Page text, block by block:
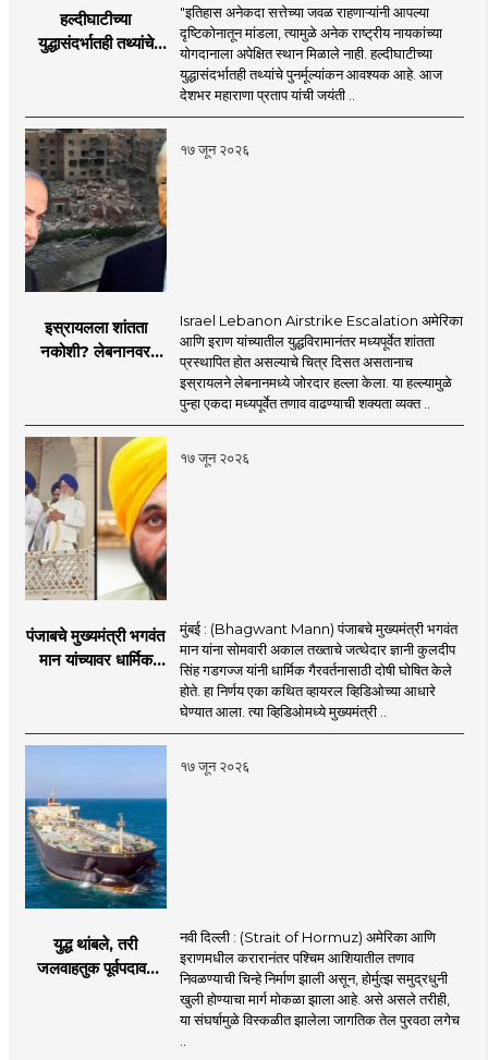
हल्दीघाटीच्या
युद्धासंदर्भातही तथ्यांचे
मोहनजी भागवत
"इतिहास अनेकदा सत्तेच्या जवळ राहणाऱ्यांनी आपल्या
दृष्टिकोनातून मांडला, त्यामुळे अनेक राष्ट्रीय नायकांच्या
योगदानाला अपेक्षित स्थान मिळाले नाही. हल्दीघाटीच्या
युद्धासंदर्भातही तथ्यांचे पुनर्मूल्यांकन आवश्यक आहे. आज
देशभर महाराणा प्रताप यांची जयंती ..
१७ जून २०२६
इस्रायलला शांतता
नकोशी? लेबनानवर
इराण-अमेरिकेत आरोप-
प्रत्यारोप
Israel Lebanon Airstrike Escalation अमेरिका
आणि इराण यांच्यातील युद्धविरामानंतर मध्यपूर्वेत शांतता
प्रस्थापित होत असल्याचे चित्र दिसत असतानाच
इस्रायलने लेबनानमध्ये जोरदार हल्ला केला. या हल्ल्यामुळे
पुन्हा एकदा मध्यपूर्वेत तणाव वाढण्याची शक्यता व्यक्त ..
१७ जून २०२६
पंजाबचे मुख्यमंत्री भगवंत
मान यांच्यावर धार्मिक
खळबळ
मुंबई : (Bhagwant Mann) पंजाबचे मुख्यमंत्री भगवंत
मान यांना सोमवारी अकाल तख्ताचे जत्थेदार ज्ञानी कुलदीप
सिंह गडगज्ज यांनी धार्मिक गैरवर्तनासाठी दोषी घोषित केले
होते. हा निर्णय एका कथित व्हायरल व्हिडिओच्या आधारे
घेण्यात आला. त्या व्हिडिओमध्ये मुख्यमंत्री ..
१७ जून २०२६
युद्ध थांबले, तरी
जलवाहतुक पूर्वपदावर
नवी दिल्ली : (Strait of Hormuz) अमेरिका आणि
इराणमधील करारानंतर पश्चिम आशियातील तणाव
निवळण्याची चिन्हे निर्माण झाली असून, होर्मुत्झ समुद्रधुनी
खुली होण्याचा मार्ग मोकळा झाला आहे. असे असले तरीही,
या संघर्षामुळे विस्कळीत झालेला जागतिक तेल पुरवठा लगेच